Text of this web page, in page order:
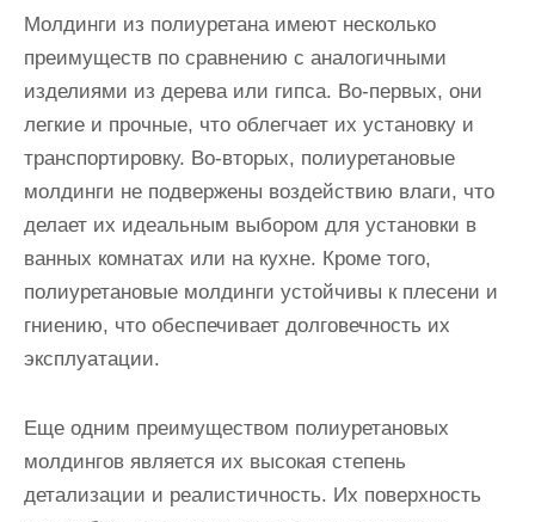
Молдинги из полиуретана имеют несколько
преимуществ по сравнению с аналогичными
изделиями из дерева или гипса. Во-первых, они
легкие и прочные, что облегчает их установку и
транспортировку. Во-вторых, полиуретановые
молдинги не подвержены воздействию влаги, что
делает их идеальным выбором для установки в
ванных комнатах или на кухне. Кроме того,
полиуретановые молдинги устойчивы к плесени и
гниению, что обеспечивает долговечность их
эксплуатации.
Еще одним преимуществом полиуретановых
молдингов является их высокая степень
детализации и реалистичность. Их поверхность